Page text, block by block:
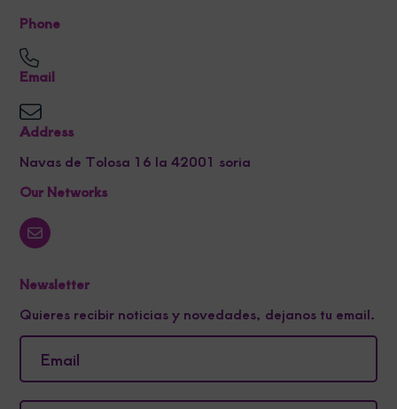
Phone
Email
Address
Navas de Tolosa 16 la 42001 soria
Our Networks
Newsletter
Quieres recibir noticias y novedades, dejanos tu email.